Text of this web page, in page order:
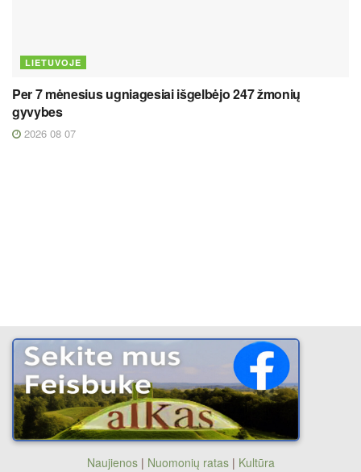
LIETUVOJE
Per 7 mėnesius ugniagesiai išgelbėjo 247 žmonių
gyvybes
2026 08 07
Naujienos| Nuomonių ratas| Kultūra